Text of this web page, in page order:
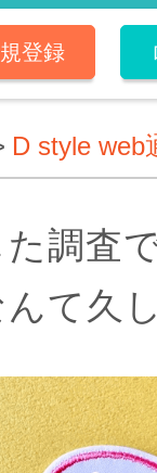
登録
D style web
調査
て久